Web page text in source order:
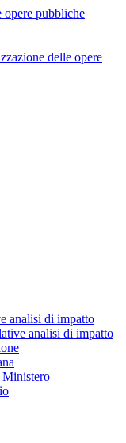
opere pubbliche
delle opere
analisi di impatto
analisi di impatto
Ministero